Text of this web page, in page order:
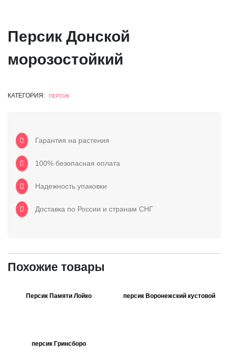
Персик Донской
морозостойкий
КАТЕГОРИЯ: ПЕРСИК
Гарантия на растения
100% безопасная оплата
Надежность упаковки
Доставка по России и странам СНГ
Похожие товары
Персик Памяти Лойко персик Воронежский кустовой
персик Гринсборо